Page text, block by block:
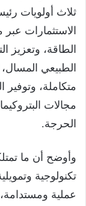
ثلاث أولويات
الاستثمارات
الطاقة، وتعزيز
الطبيعي
متكاملة،
مجالات
الحرجة.
وأوضح أن ما
تكنولوجية
عملية